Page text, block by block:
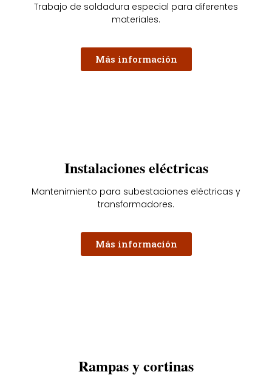
Trabajo de soldadura especial para diferentes
materiales.
Más información
Instalaciones eléctricas
Mantenimiento para subestaciones eléctricas y
transformadores.
Más información
Rampas y cortinas